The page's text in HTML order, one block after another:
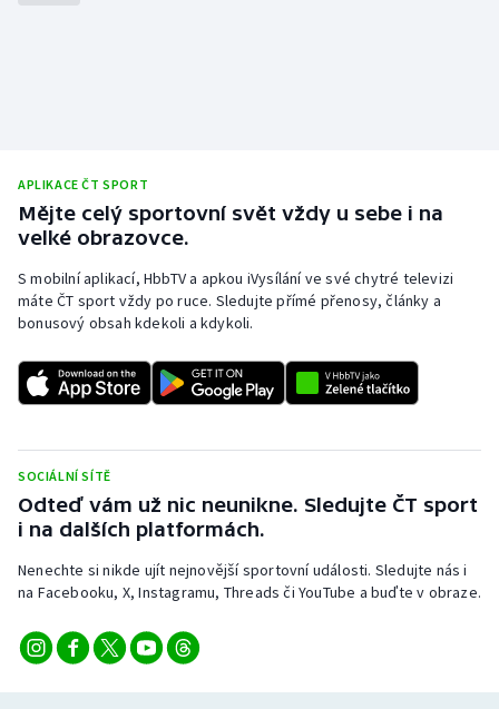
APLIKACE ČT SPORT
Mějte celý sportovní svět vždy u sebe i na
velké obrazovce.
S mobilní aplikací, HbbTV a apkou iVysílání ve své chytré televizi
máte ČT sport vždy po ruce. Sledujte přímé přenosy, články a
bonusový obsah kdekoli a kdykoli.
SOCIÁLNÍ SÍTĚ
Odteď vám už nic neunikne. Sledujte ČT sport
i na dalších platformách.
Nenechte si nikde ujít nejnovější sportovní události. Sledujte nás i
na Facebooku, X, Instagramu, Threads či YouTube a buďte v obraze.